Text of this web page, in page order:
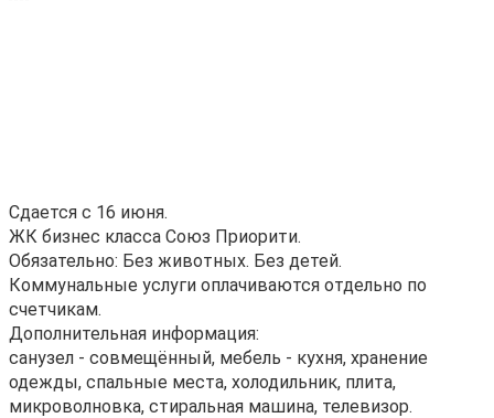
Сдается с 16 июня.
ЖК бизнес класса Союз Приорити.
Обязательно: Без животных. Без детей.
Коммунальные услуги оплачиваются отдельно по
счетчикам.
Дополнительная информация:
санузел - совмещённый, мебель - кухня, хранение
одежды, спальные места, холодильник, плита,
микроволновка, стиральная машина, телевизор.